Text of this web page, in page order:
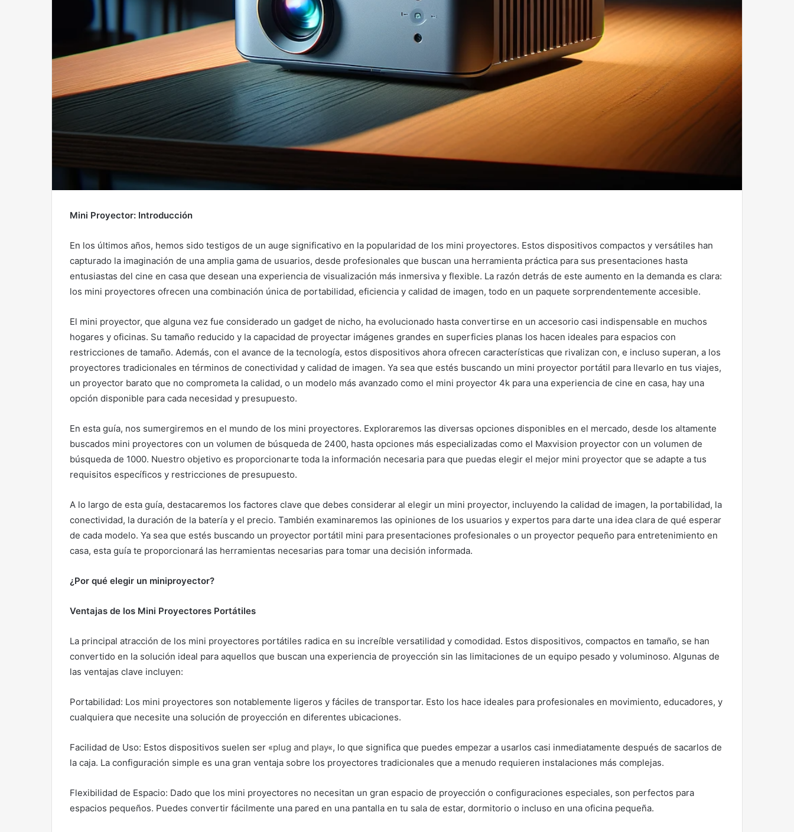
Mini Proyector: Introducción
En los últimos años, hemos sido testigos de un auge significativo en la popularidad de los mini proyectores. Estos dispositivos compactos y versátiles han
capturado la imaginación de una amplia gama de usuarios, desde profesionales que buscan una herramienta práctica para sus presentaciones hasta
entusiastas del cine en casa que desean una experiencia de visualización más inmersiva y flexible. La razón detrás de este aumento en la demanda es clara:
los mini proyectores ofrecen una combinación única de portabilidad, eficiencia y calidad de imagen, todo en un paquete sorprendentemente accesible.
El mini proyector, que alguna vez fue considerado un gadget de nicho, ha evolucionado hasta convertirse en un accesorio casi indispensable en muchos
hogares y oficinas. Su tamaño reducido y la capacidad de proyectar imágenes grandes en superficies planas los hacen ideales para espacios con
restricciones de tamaño. Además, con el avance de la tecnología, estos dispositivos ahora ofrecen características que rivalizan con, e incluso superan, a los
proyectores tradicionales en términos de conectividad y calidad de imagen. Ya sea que estés buscando un mini proyector portátil para llevarlo en tus viajes,
un proyector barato que no comprometa la calidad, o un modelo más avanzado como el mini proyector 4k para una experiencia de cine en casa, hay una
opción disponible para cada necesidad y presupuesto.
En esta guía, nos sumergiremos en el mundo de los mini proyectores. Exploraremos las diversas opciones disponibles en el mercado, desde los altamente
buscados mini proyectores con un volumen de búsqueda de 2400, hasta opciones más especializadas como el Maxvision proyector con un volumen de
búsqueda de 1000. Nuestro objetivo es proporcionarte toda la información necesaria para que puedas elegir el mejor mini proyector que se adapte a tus
requisitos específicos y restricciones de presupuesto.
A lo largo de esta guía, destacaremos los factores clave que debes considerar al elegir un mini proyector, incluyendo la calidad de imagen, la portabilidad, la
conectividad, la duración de la batería y el precio. También examinaremos las opiniones de los usuarios y expertos para darte una idea clara de qué esperar
de cada modelo. Ya sea que estés buscando un proyector portátil mini para presentaciones profesionales o un proyector pequeño para entretenimiento en
casa, esta guía te proporcionará las herramientas necesarias para tomar una decisión informada.
¿Por qué elegir un miniproyector?
Ventajas de los Mini Proyectores Portátiles
La principal atracción de los mini proyectores portátiles radica en su increíble versatilidad y comodidad. Estos dispositivos, compactos en tamaño, se han
convertido en la solución ideal para aquellos que buscan una experiencia de proyección sin las limitaciones de un equipo pesado y voluminoso. Algunas de
las ventajas clave incluyen:
Portabilidad: Los mini proyectores son notablemente ligeros y fáciles de transportar. Esto los hace ideales para profesionales en movimiento, educadores, y
cualquiera que necesite una solución de proyección en diferentes ubicaciones.
Facilidad de Uso: Estos dispositivos suelen ser «plug and play«, lo que significa que puedes empezar a usarlos casi inmediatamente después de sacarlos de
la caja. La configuración simple es una gran ventaja sobre los proyectores tradicionales que a menudo requieren instalaciones más complejas.
Flexibilidad de Espacio: Dado que los mini proyectores no necesitan un gran espacio de proyección o configuraciones especiales, son perfectos para
espacios pequeños. Puedes convertir fácilmente una pared en una pantalla en tu sala de estar, dormitorio o incluso en una oficina pequeña.